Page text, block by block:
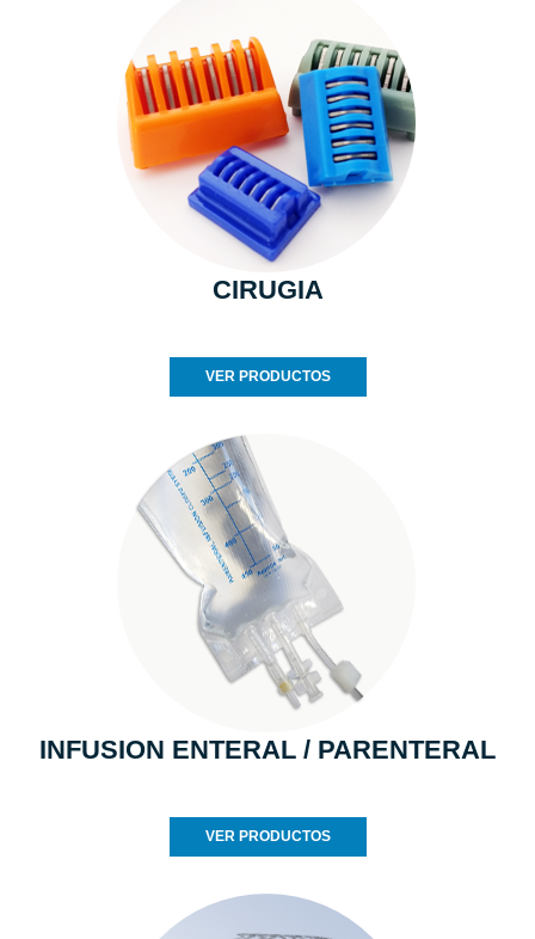
CIRUGIA
VER PRODUCTOS
INFUSION ENTERAL / PARENTERAL
VER PRODUCTOS